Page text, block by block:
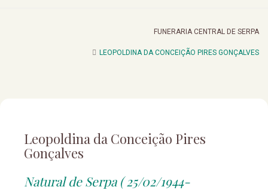
FUNERARIA CENTRAL DE SERPA
LEOPOLDINA DA CONCEIÇÃO PIRES GONÇALVES
Leopoldina da Conceição Pires
Gonçalves
Natural de Serpa ( 25/02/1944-